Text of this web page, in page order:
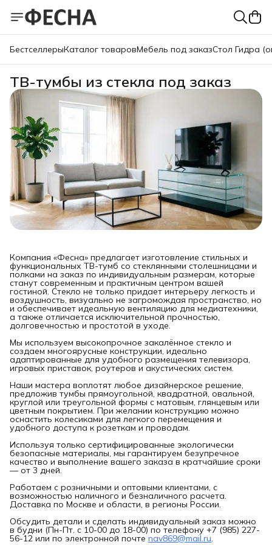
БестселлерыКаталог товаровМебель под заказСтол Гидра
ТВ-тумбы из стекла под заказ
Компания «Фесна» предлагает изготовление стильных и
функциональных ТВ-тумб со стеклянными столешницами и
полками на заказ по индивидуальным размерам, которые
станут современным и практичным центром вашей
гостиной. Стекло не только придает интерьеру легкость и
воздушность, визуально не загромождая пространство, но
и обеспечивает идеальную вентиляцию для медиатехники,
а также отличается исключительной прочностью,
долговечностью и простотой в уходе.
Мы используем высокопрочное закалённое стекло и
создаем многоярусные конструкции, идеально
адаптированные для удобного размещения телевизора,
игровых приставок, роутеров и акустических систем.
Наши мастера воплотят любое дизайнерское решение,
предложив тумбы прямоугольной, квадратной, овальной,
круглой или треугольной формы с матовым, глянцевым или
цветным покрытием. При желании конструкцию можно
оснастить колесиками для легкого перемещения и
удобного доступа к розеткам и проводам.
Используя только сертифицированные экологически
безопасные материалы, мы гарантируем безупречное
качество и выполнение вашего заказа в кратчайшие сроки
— от 3 дней.
Работаем с розничными и оптовыми клиентами, с
возможностью наличного и безналичного расчета.
Доставка по Москве и области, в регионы России.
Обсудить детали и сделать индивидуальный заказ можно
в будни (Пн-Пт. с 10-00 до 18-00) по телефону +7 (985) 227-
56-12 или по электронной почте nav869@mail.ru.